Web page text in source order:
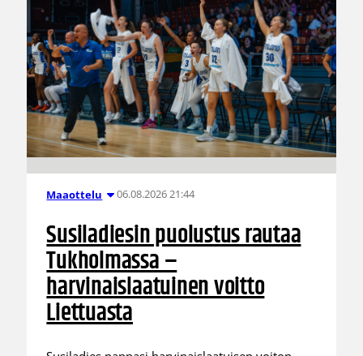
Maaottelu 06.08.2026 21:44
Susiladiesin puolustus rautaa
Tukholmassa –
harvinaislaatuinen voitto
Liettuasta